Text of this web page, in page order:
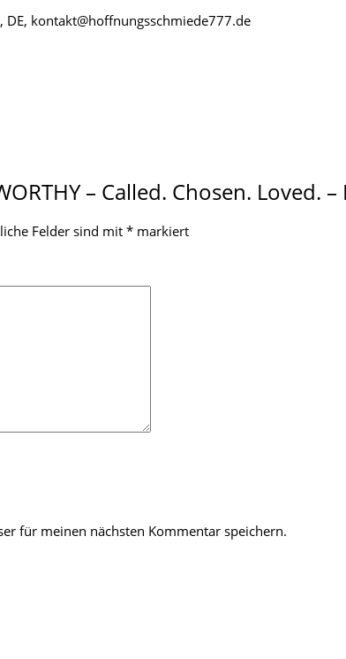
kontakt@hoffnungsschmiede777.de
– Called. Chosen. Loved.
Felder sind mit* markiert
für meinen nächsten Kommentar speichern.